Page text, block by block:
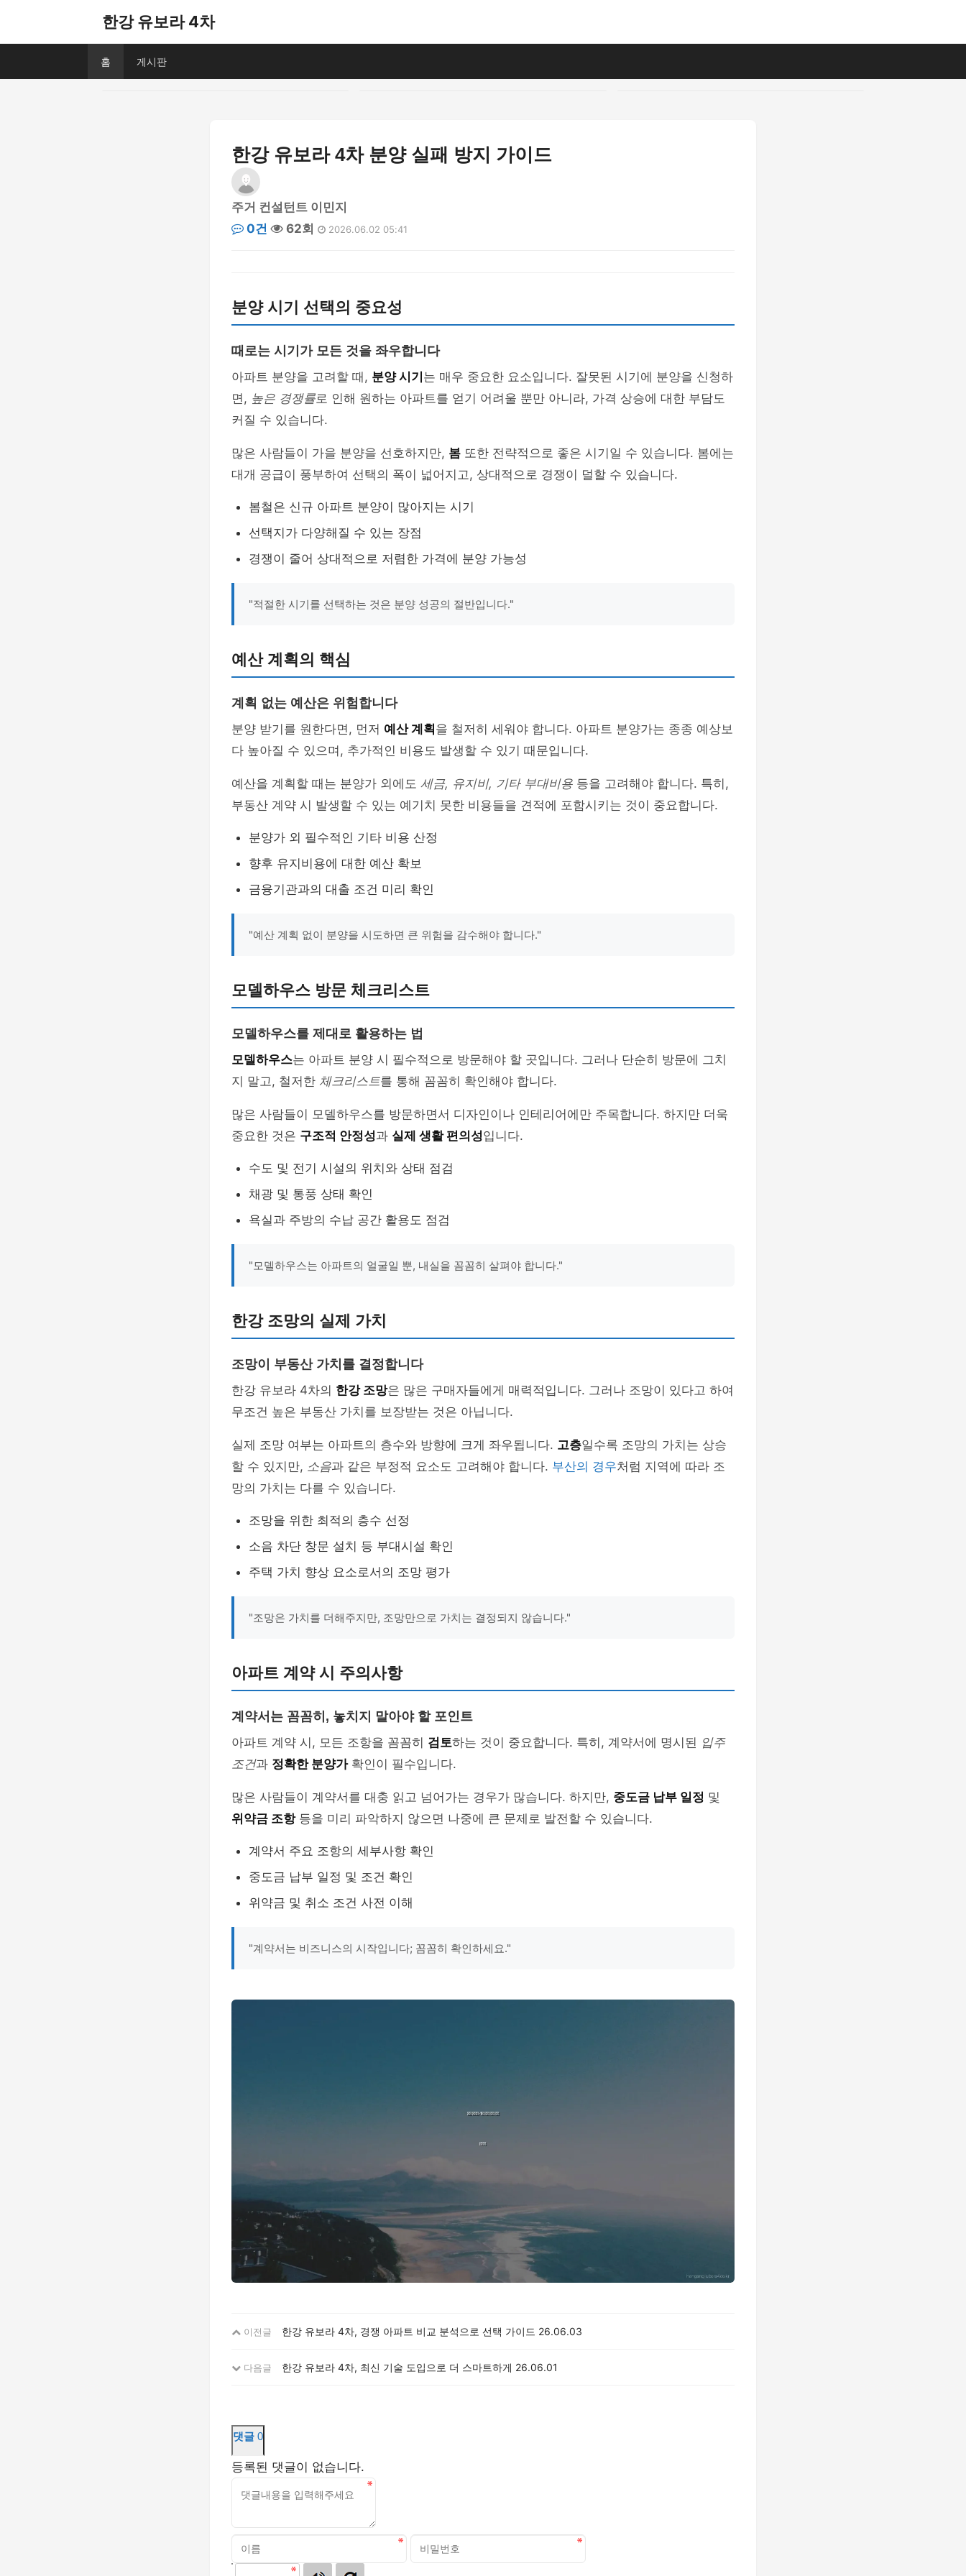
한강 유보라 4차
홈 게시판
한강 유보라 4차 분양 실패 방지 가이드
주거 컨설턴트 이민지
0건
62회 2026.06.02 05:41
분양 시기 선택의 중요성
때로는 시기가 모든 것을 좌우합니다
아파트 분양을 고려할 때, 분양 시기 는 매우 중요한 요소입니다. 잘못된 시기에 분양을 신청하
면, 높은 경쟁률로 인해 원하는 아파트를 얻기 어려울 뿐만 아니라, 가격 상승에 대한 부담도
커질 수 있습니다.
많은 사람들이 가을 분양을 선호하지만, 봄 또한 전략적으로 좋은 시기일 수 있습니다. 봄에는
대개 공급이 풍부하여 선택의 폭이 넓어지고, 상대적으로 경쟁이 덜할 수 있습니다.
봄철은 신규 아파트 분양이 많아지는 시기
선택지가 다양해질 수 있는 장점
경쟁이 줄어 상대적으로 저렴한 가격에 분양 가능성
"적절한 시기를 선택하는 것은 분양 성공의 절반입니다."
예산 계획의 핵심
계획 없는 예산은 위험합니다
분양 받기를 원한다면, 먼저 예산 계획 을 철저히 세워야 합니다. 아파트 분양가는 종종 예상보
다 높아질 수 있으며, 추가적인 비용도 발생할 수 있기 때문입니다.
예산을 계획할 때는 분양가 외에도 세금, 유지비, 기타 부대비용 등을 고려해야 합니다. 특히,
부동산 계약 시 발생할 수 있는 예기치 못한 비용들을 견적에 포함시키는 것이 중요합니다.
분양가 외 필수적인 기타 비용 산정
향후 유지비용에 대한 예산 확보
금융기관과의 대출 조건 미리 확인
"예산 계획 없이 분양을 시도하면 큰 위험을 감수해야 합니다."
모델하우스 방문 체크리스트
모델하우스를 제대로 활용하는 법
모델하우스는 아파트 분양 시 필수적으로 방문해야 할 곳입니다. 그러나 단순히 방문에 그치
지 말고, 철저한 체크리스트를 통해 꼼꼼히 확인해야 합니다.
많은 사람들이 모델하우스를 방문하면서 디자인이나 인테리어에만 주목합니다. 하지만 더욱
중요한 것은 구조적 안정성과 실제 생활 편의성입니다.
수도 및 전기 시설의 위치와 상태 점검
채광 및 통풍 상태 확인
욕실과 주방의 수납 공간 활용도 점검
"모델하우스는 아파트의 얼굴일 뿐, 내실을 꼼꼼히 살펴야 합니다."
한강 조망의 실제 가치
조망이 부동산 가치를 결정합니다
한강 유보라 4차의 한강 조망은 많은 구매자들에게 매력적입니다. 그러나 조망이 있다고 하여
무조건 높은 부동산 가치를 보장받는 것은 아닙니다.
실제 조망 여부는 아파트의 층수와 방향에 크게 좌우됩니다. 고층일수록 조망의 가치는 상승
할 수 있지만, 소음과 같은 부정적 요소도 고려해야 합니다. 부산의 경우처럼 지역에 따라 조
망의 가치는 다를 수 있습니다.
조망을 위한 최적의 층수 선정
소음 차단 창문 설치 등 부대시설 확인
주택 가치 향상 요소로서의 조망 평가
"조망은 가치를 더해주지만, 조망만으로 가치는 결정되지 않습니다."
아파트 계약 시 주의사항
계약서는 꼼꼼히, 놓치지 말아야 할 포인트
아파트 계약 시, 모든 조항을 꼼꼼히 검토하는 것이 중요합니다. 특히, 계약서에 명시된 입주
조건과 정확한 분양가확인이 필수입니다.
많은 사람들이 계약서를 대충 읽고 넘어가는 경우가 많습니다. 하지만, 중도금 납부 일정 및
위약금 조항등을 미리 파악하지 않으면 나중에 큰 문제로 발전할 수 있습니다.
계약서 주요 조항의 세부사항 확인
중도금 납부 일정 및 조건 확인
위약금 및 취소 조건 사전 이해
"계약서는 비즈니스의 시작입니다; 꼼꼼히 확인하세요."
이전글 한강 유보라 4차, 경쟁 아파트 비교 분석으로 선택 가이드 26.06.03
다음글 한강 유보라 4차, 최신 기술 도입으로 더 스마트하게 26.06.01
댓글 0
등록된 댓글이 없습니다.